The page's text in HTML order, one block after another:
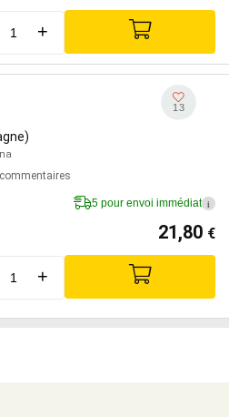
+
13
5 pour envoi immédiat i
21,80 €
+